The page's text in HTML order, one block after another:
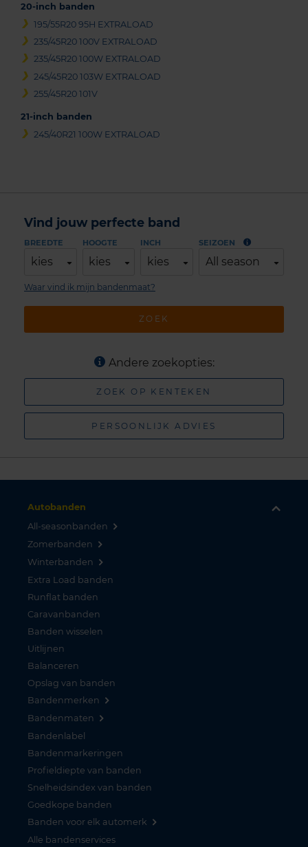
20-inch banden
195/55R20 95H EXTRALOAD
235/45R20 100V EXTRALOAD
235/45R20 100W EXTRALOAD
245/45R20 103W EXTRALOAD
255/45R20 101V
21-inch banden
245/40R21 100W EXTRALOAD
Vind jouw perfecte band
BREEDTE
kies
HOOGTE
kies
INCH
kies
SEIZOEN
All season
ZOEK
Waar vind ik mijn bandenmaat?
Andere zoekopties:
ZOEK OP KENTEKEN
PERSOONLIJK ADVIES
Autobanden
All-seasonbanden
Zomerbanden
Winterbanden
Extra Load banden
Runflat banden
Caravanbanden
Banden wisselen
Uitlijnen
Balanceren
Opslag van banden
Bandenmerken
Bandenmaten
Bandenlabel
Bandenmarkeringen
Profieldiepte van banden
Snelheidsindex van banden
Goedkope banden
Banden voor elk automerk
Alle bandenservices